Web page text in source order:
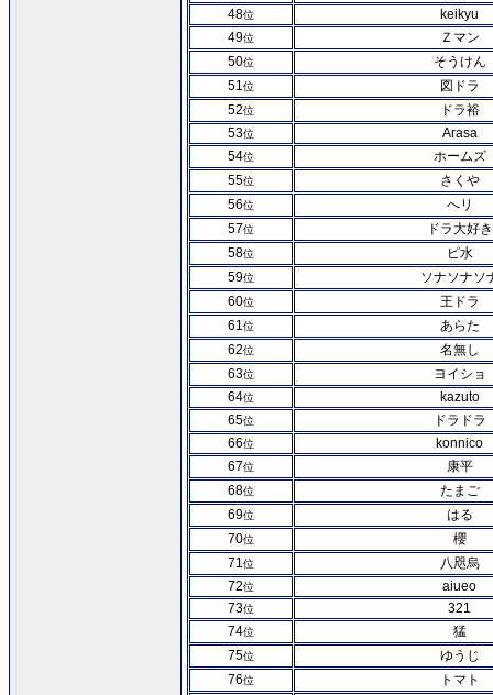
48位
keikyu
49位
Ｚマン
50位
そうけん
51位
図ドラ
52位
ドラ裕
53位
Arasa
54位
ホームズ
55位
さくや
56位
へリ
57位
ドラ大好き
58位
ピ水
59位
ソナソナソ
60位
王ドラ
61位
あらた
62位
名無し
63位
ヨイショ
64位
kazuto
65位
ドラドラ
66位
konnico
67位
康平
68位
たまご
69位
はる
70位
櫻
71位
八咫烏
72位
aiueo
73位
321
74位
猛
75位
ゆうじ
76位
トマト